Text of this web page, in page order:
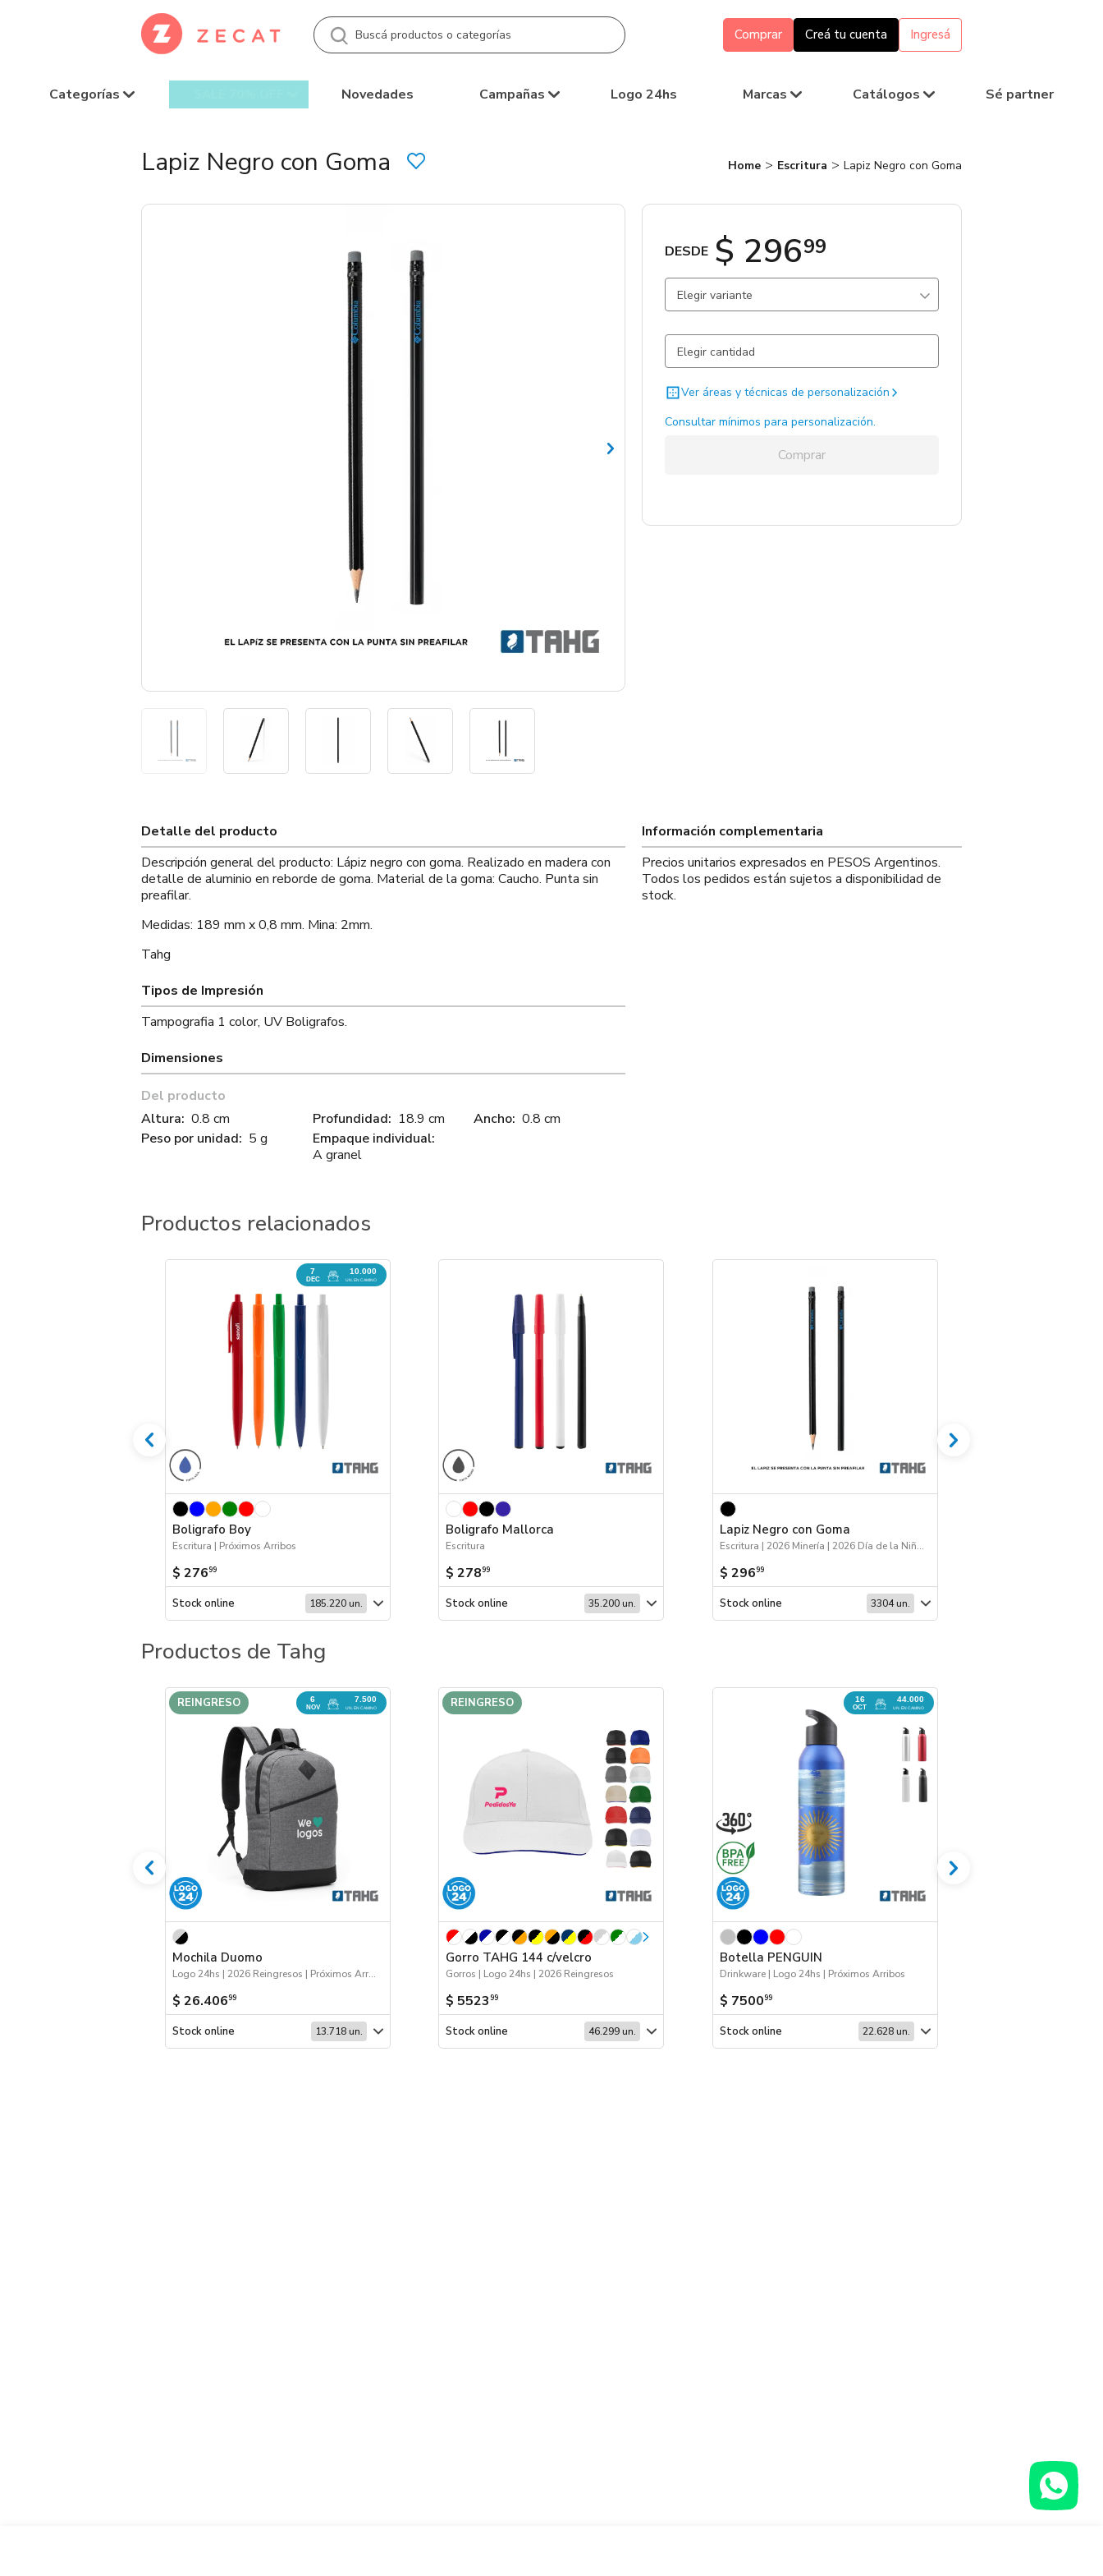
Comprar Creá tu cuenta Ingresá
Categorías Novedades Campañas Logo 24hs Marcas Catálogos Sé partner
Lapiz Negro con Goma Home Escritura Lapiz Negro con Goma
DESDE $ 29699
Elegir variante
Negro / Madera 3304 un.
Ver áreas y técnicas de personalización
Consultar mínimos para personalización.
Comprar
Detalle del producto
Descripción general del producto: Lápiz negro con goma. Realizado en madera con
detalle de aluminio en reborde de goma. Material de la goma: Caucho. Punta sin
preafilar.
Medidas: 189 mm x 0,8 mm. Mina: 2mm.
Tahg
Tipos de Impresión
Tampografia 1 color, UV Boligrafos.
Dimensiones
Del producto
Altura: 0.8 cm
Peso por unidad: 5 g
Profundidad: 18.9 cm
Empaque individual:
A granel
Ancho: 0.8 cm
Información complementaria
Precios unitarios expresados en PESOS Argentinos.
Todos los pedidos están sujetos a disponibilidad de
stock.
Productos relacionados
7
DEC
10.000
UN. EN CAMINO
Boligrafo Boy
Escritura | Próximos Arribos
$ 27699
Stock online 185.220 un.
Boligrafo Mallorca
Escritura
$ 27899
Stock online 35.200 un.
Lapiz Negro con Goma
Escritura | 2026 Minería | 2026 Día de la Niñez
$ 29699
Stock online 3304 un.
Productos de Tahg
6
NOV
7.500
UN. EN CAMINO
REINGRESO
Mochila Duomo
Logo 24hs | 2026 Reingresos | Próximos Arribos | Bolsos y Mochilas
$ 26.40699
Stock online 13.718 un.
REINGRESO
Gorro TAHG 144 c/velcro
Gorros | Logo 24hs | 2026 Reingresos
$ 5523 99
Stock online 46.299 un.
16
OCT
44.000
UN. EN CAMINO
Botella PENGUIN
Drinkware | Logo 24hs | Próximos Arribos
$ 750099
Stock online 22.628 un.